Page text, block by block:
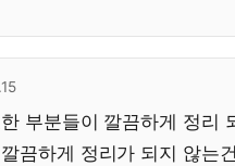
부분들이 깔끔하게 정리
끔하게 정리가 되지 않는